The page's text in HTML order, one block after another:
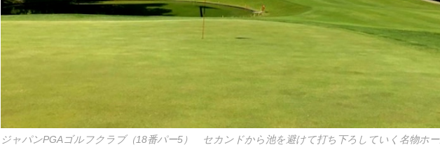
ジャパンPGAゴルフクラブ（18番パー5） セカンドから池を避けて打ち下ろしていく名物ホ